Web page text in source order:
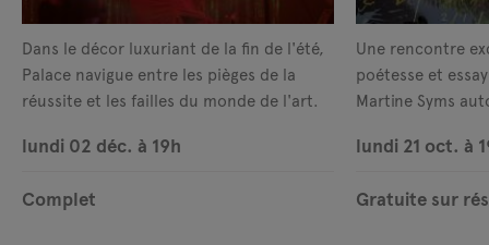
Dans le décor luxuriant de la fin de l'été,
Palace navigue entre les pièges de la
réussite et les failles du monde de l'art.
lundi 02 déc. à 19h
Complet
Une rencontre
poétesse et
Martine Syms
lundi 21 oct. à
Gratuite sur